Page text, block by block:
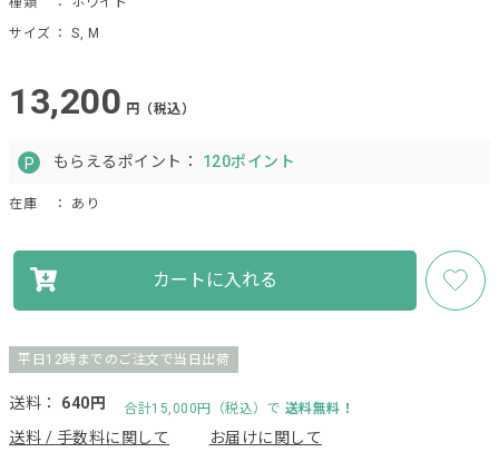
サイズ ： S, M
13,200 円（税込）
もらえるポイント： 120ポイント
在庫 ： あり
カートに入れる
平日12時までのご注文で当日出荷
送料： 640円 合計15,000円（税込）で 送料無料！
送料 / 手数料に関して お届けに関して